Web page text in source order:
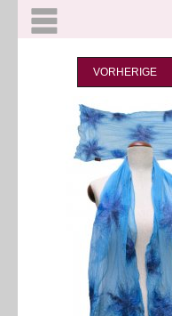
VORHERIGE